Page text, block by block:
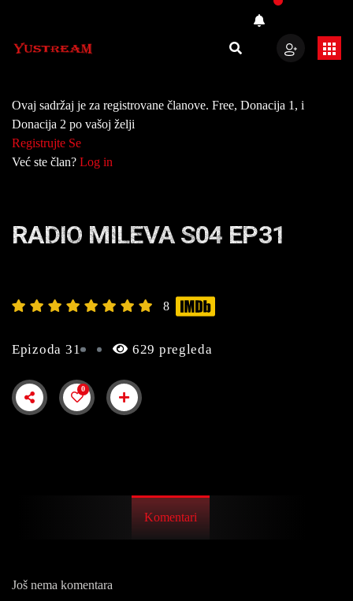
Ovaj sadržaj je za registrovane članove. Free, Donacija 1, i
Donacija 2 po vašoj želji
Registrujte Se
Već ste član? Log in
RADIO MILEVA S04 EP31
8
Epizoda 31 629 pregleda
0
Komentari
Još nema komentara